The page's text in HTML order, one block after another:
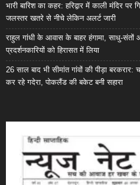
भारी बारिश का कहर: हरिद्वार में काली मंदिर
जलस्तर खतरे से नीचे लेकिन अलर्ट जारी
राहुल गांधी के आवास के बाहर हंगामा, साधु-
प्रदर्शनकारियों को हिरासत में लिया
26 साल बाद भी सीमांत गांवों की पीड़ा
कर रहे गदेरा, पोकलैंड की बकेट बनी सहारा